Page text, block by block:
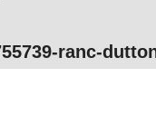
ranc-